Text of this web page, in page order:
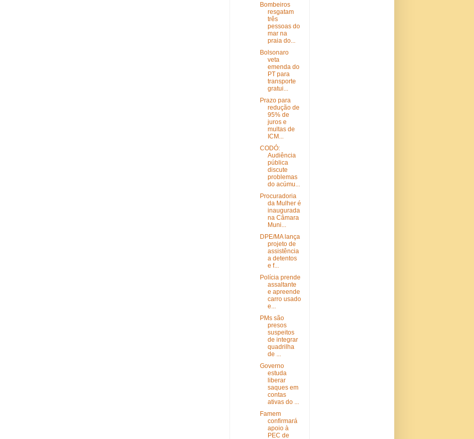
Bombeiros
resgatam
três
pessoas do
mar na
praia do...
Bolsonaro
veta
emenda do
PT para
transporte
gratui...
Prazo para
redução de
95% de
juros e
multas de
ICM...
CODÓ:
Audiência
pública
discute
problemas
do acúmu...
Procuradoria
da Mulher é
inaugurada
na Câmara
Muni...
DPE/MA lança
projeto de
assistência
a detentos
e f...
Polícia prende
assaltante
e apreende
carro usado
e...
PMs são
presos
suspeitos
de integrar
quadrilha
de ...
Governo
estuda
liberar
saques em
contas
ativas do ...
Famem
confirmará
apoio à
PEC de